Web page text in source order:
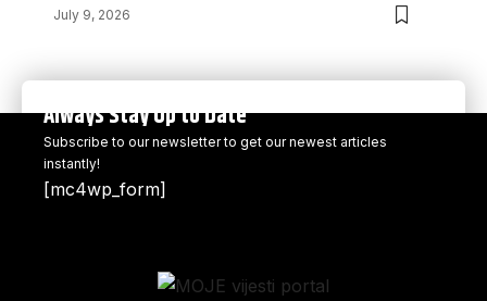
July 9, 2026
Always Stay Up to Date
Subscribe to our newsletter to get our newest articles
instantly!
[mc4wp_form]